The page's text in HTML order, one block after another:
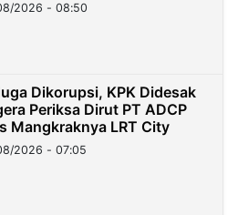
2026 - 08:50
Dikorupsi, KPK Didesak
Periksa Dirut PT ADCP
Mangkraknya LRT City
2026 - 07:05